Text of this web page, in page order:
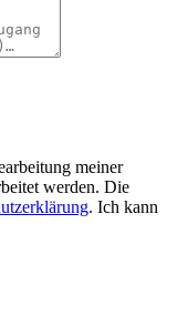
meiner
werden. Die
. Ich kann